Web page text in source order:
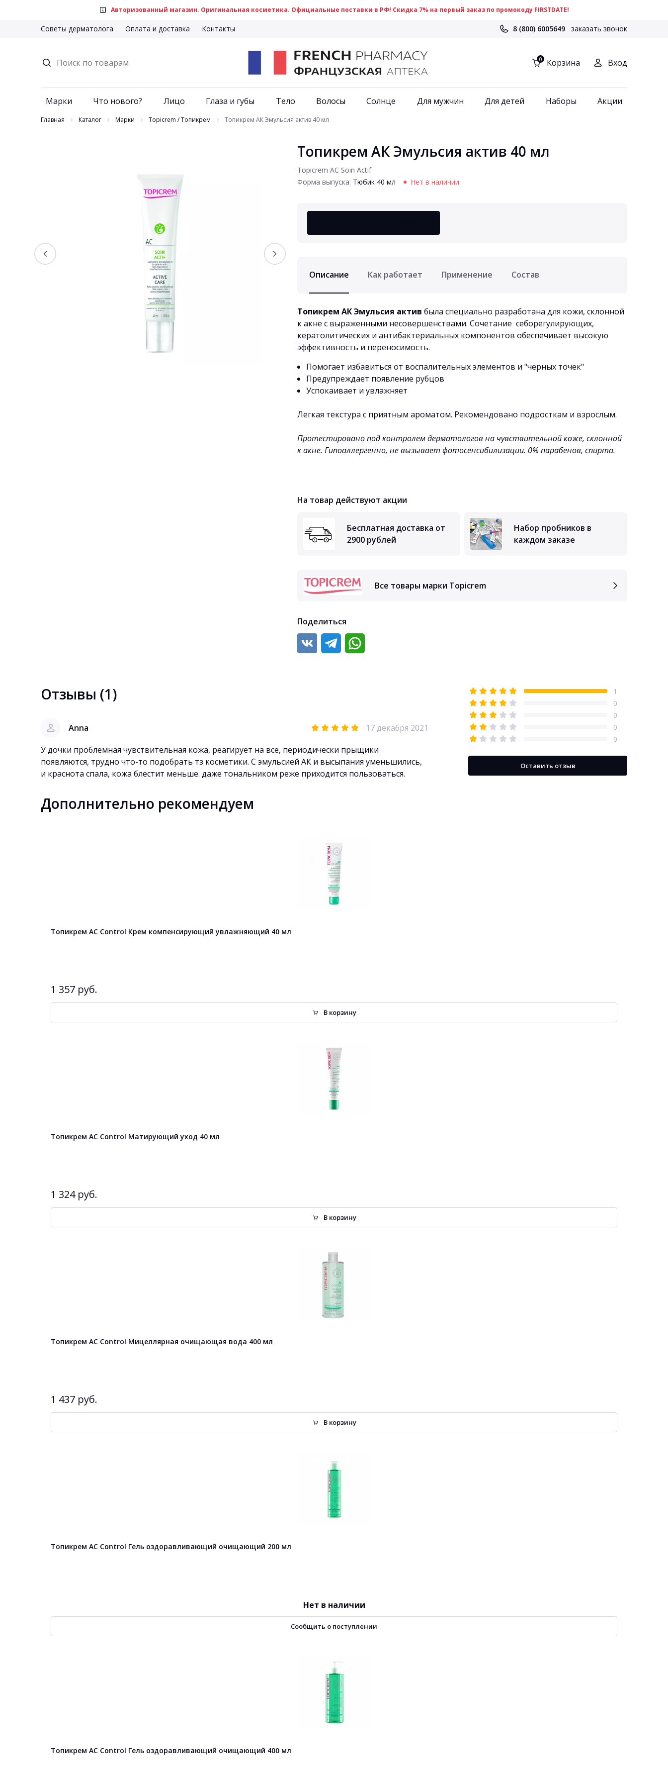
Авторизованный магазин. Оригинальная косметика. Официальные поставки в РФ! Скидка 7% на первый заказ по промокоду FIRSTDATE!
Советы дерматолога Оплата и доставка Контакты 8 (800) 6005649 заказать звонок
0 Корзина Вход
Марки Что нового? Лицо Глаза и губы Тело Волосы Солнце Для мужчин Для детей Наборы Акции
Главная Каталог Марки Topicrem / Топикрем Топикрем АК Эмульсия актив 40 мл
Топикрем АК Эмульсия актив 40 мл
Topicrem AC Soin Actif
Форма выпуска: Тюбик 40 мл Нет в наличии
Описание Как работает Применение Состав
Топикрем АК Эмульсия актив была специально разработана для кожи, склонной
к акне с выраженными несовершенствами. Сочетание себорегулирующих,
кератолитических и антибактериальных компонентов обеспечивает высокую
эффективность и переносимость.
Помогает избавиться от воспалительных элементов и "черных точек"
Предупреждает появление рубцов
Успокаивает и увлажняет
Легкая текстура с приятным ароматом. Рекомендовано подросткам и взрослым.
Протестировано под контролем дерматологов на чувствительной коже, склонной
к акне. Гипоаллергенно, не вызывает фотосенсибилизации. 0% парабенов, спирта.
На товар действуют акции
Бесплатная доставка от
2900 рублей
Набор пробников в
каждом заказе
Все товары марки Topicrem
Поделиться
Отзывы (1)
Anna
17 декабря 2021
У дочки проблемная чувствительная кожа, реагирует на все, периодически прыщики
появляются, трудно что-то подобрать тз косметики. С эмульсией АК и высыпания уменьшились,
и краснота спала, кожа блестит меньше. даже тональником реже приходится пользоваться.
1
0
0
0
0
Оставить отзыв
Дополнительно рекомендуем
Топикрем AC Control Крем компенсирующий увлажняющий 40 мл
1 357 руб.
В корзину
Топикрем AC Control Матирующий уход 40 мл
1 324 руб.
В корзину
Топикрем AC Control Мицеллярная очищающая вода 400 мл
1 437 руб.
В корзину
Топикрем AC Control Гель оздоравливающий очищающий 200 мл
Нет в наличии
Сообщить о поступлении
Топикрем AC Control Гель оздоравливающий очищающий 400 мл